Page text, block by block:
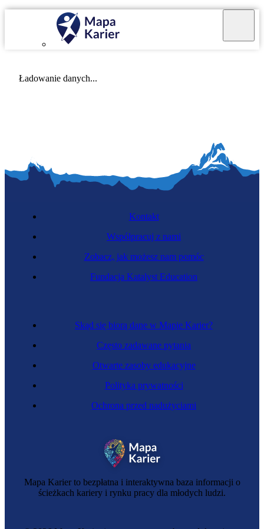
Ładowanie danych...
Mapa Karier to bezpłatna i interaktywna baza informacji o
ścieżkach kariery i rynku pracy dla młodych ludzi.
Skąd się biorą dane w Mapie Karier?
Często zadawane pytania
Otwarte zasoby edukacyjne
Polityka prywatności
Ochrona przed nadużyciami
Kontakt
Współpracuj z nami
Zobacz, jak możesz nam pomóc
Fundacja Katalyst Education